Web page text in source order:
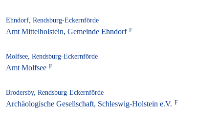
Ehndorf, Rendsburg-Eckernförde
Amt Mittelholstein, Gemeinde Ehndorf
Molfsee, Rendsburg-Eckernförde
Amt Molfsee
Brodersby, Rendsburg-Eckernförde
Archäologische Gesellschaft, Schleswig-Holstein e.V.